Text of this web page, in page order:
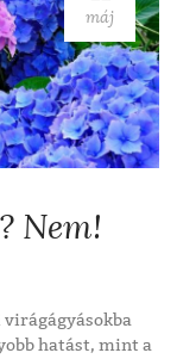
máj
Nem!
hatást, mint a